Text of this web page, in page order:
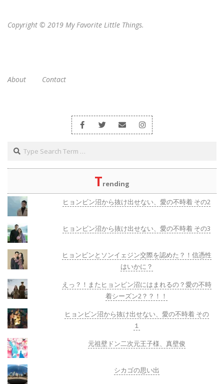
Copyright © 2019 My Favorite Little Things.
About Contact
Trending
ヒョンビン沼から抜け出せない、愛の不時着 その2
ヒョンビン沼から抜け出せない、愛の不時着 その3
ヒョンビンとソンイェジン交際を認めた？！信憑性
はいかに？
えっ？！またヒョンビン沼にはまれるの？愛の不時
着シーズン2？？！！
ヒョンビン沼から抜け出せない、愛の不時着 その
１
元祖壁ドン二次元王子様、真壁俊
シカゴの思い出